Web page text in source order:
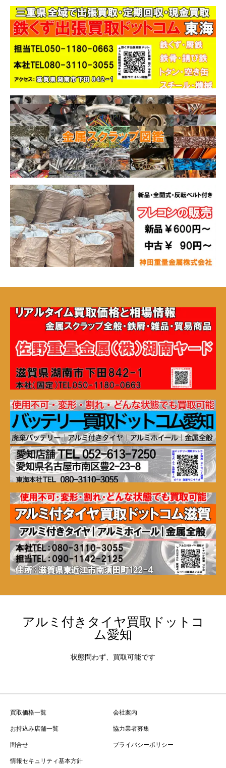
アルミ付きタイヤ買取ドットコ
ム愛知
状態問わず、買取可能です
買取価格一覧
会社案内
お持込み店舗一覧
協力業者募集
問合せ
プライバシーポリシー
情報セキュリティ基本方針